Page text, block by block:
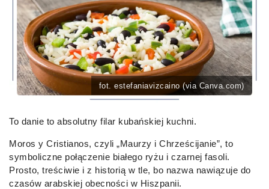
fot. estefaniavizcaino (via Canva.com)
To danie to absolutny filar kubańskiej kuchni.
Moros y Cristianos, czyli „Maurzy i Chrześcijanie”, to
symboliczne połączenie białego ryżu i czarnej fasoli.
Prosto, treściwie i z historią w tle, bo nazwa nawiązuje do
czasów arabskiej obecności w Hiszpanii.